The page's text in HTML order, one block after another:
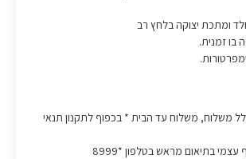
ומתכת יצוקה בלחץ רב
זמנית.
משלוח, משלוח עד הבית * בכפוף לתקנון תנאי
בתיאום מראש בטלפון *8999